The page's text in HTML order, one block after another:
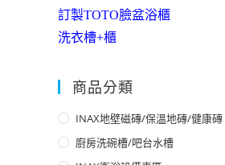
訂製TOTO臉盆浴櫃
洗衣槽+櫃
商品分類
INAX地壁磁磚/保溫地磚/健康磚
廚房洗碗槽/吧台水槽